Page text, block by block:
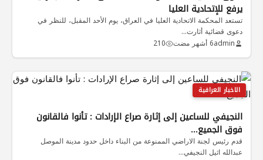
يرفع للإتحادية العليا
تستعد المحكمة الاتحادية العليا في العراق، يوم الأحد المقبل، للنظر في
دعوى قضائية أثارت…
admin6 أشهر مضت 210
الاخبار العراقية
النجيفي للساعين إلى إثارة صراع الإرادات : تأنوا فالقانون
فوق الجميع…
قدم رئيس لجنة الاراضي الممنوعة من البناء داخل حدود مدينة الموصل
عبدالله اثيل النجيفي…